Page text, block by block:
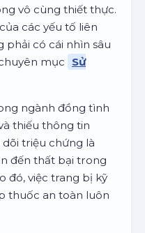
vô cùng thiết thực.
các yếu tố liên
phải có cái nhìn sâu
mục
Sử
ngành đồng tình
thiếu thông tin
triệu chứng là
đến thất bại trong
đó, việc trang bị kỹ
thuốc an toàn luôn